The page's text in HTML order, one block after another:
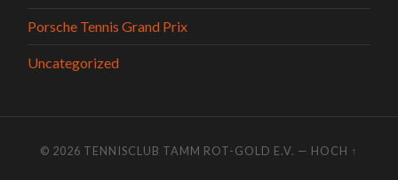
Porsche Tennis Grand Prix
Uncategorized
© 2026 TENNISCLUB TAMM ROT-GOLD E.V. — HOCH ↑